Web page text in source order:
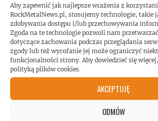
Aby zapewnić jak najlepsze wrażenia z
RockMetalNews.pl, stosujemy technologie, takie
zdobywania dostępu i/lub przechowywania
Zgoda na te technologie pozwoli nam
dotyczące zachowania podczas przeglądania
zgody lub też wycofanie jej może ograniczyć
funkcjonalności strony. Aby dowiedzieć się
polityką plików cookies.
AKCEPTUJĘ
ODMÓW
MUZYKĄ, BY
WAM NAJLEPSZE
VIDEO